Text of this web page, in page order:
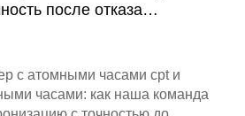
после отказа
часов за 48 часов
с атомными часами cpt и
часами: как наша команда